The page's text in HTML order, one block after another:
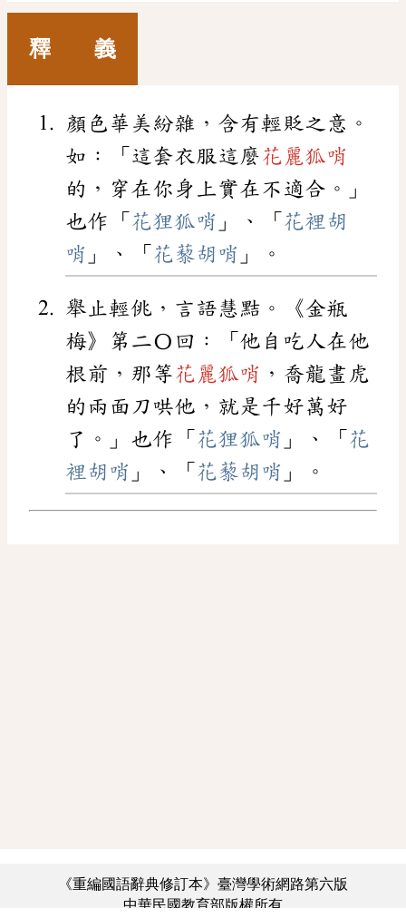
釋 義
顏色華美紛雜，含有輕貶之意。
如：「這套衣服這麼花麗狐哨
的，穿在你身上實在不適合。」
也作「 花狸狐哨 」、「 花裡胡
哨 」、「 花藜胡哨 」。
舉止輕佻，言語慧黠。《金瓶
梅》第二〇回：「他自吃人在他
根前，那等花麗狐哨 ，喬龍畫虎
的兩面刀哄他，就是千好萬好
了。」也作「 花狸狐哨 」、「 花
裡胡哨 」、「 花藜胡哨 」。
《重編國語辭典修訂本》臺灣學術網路第六版
中華民國教育部版權所有